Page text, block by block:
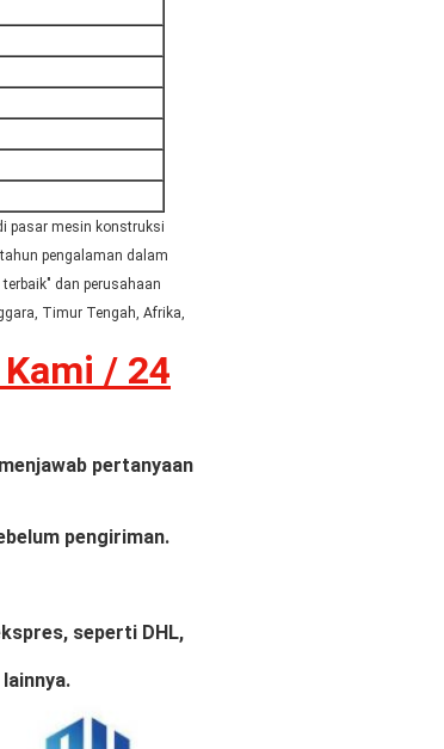
pasar mesin konstruksi
pengalaman dalam
dan perusahaan
Timur Tengah, Afrika,
/ 24
pertanyaan
pengiriman.
seperti DHL,